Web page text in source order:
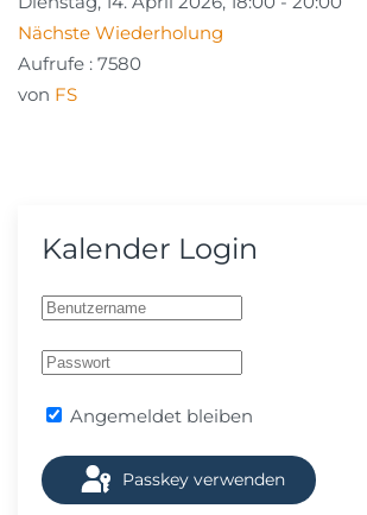
Nächste Wiederholung
Aufrufe : 7580
von FS
Kalender Login
Angemeldet bleiben
Passkey verwenden